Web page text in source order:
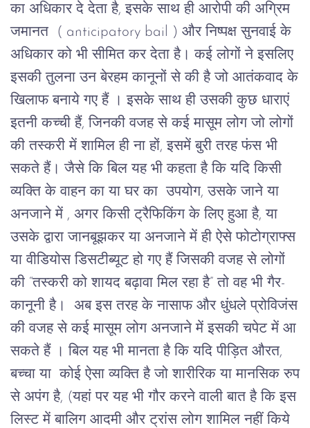
का अधिकार दे देता है, इसके साथ ही आरोपी की अग्रिम
जमानत ( anticipatory bail ) और निष्पक्ष सुनवाई के
अधिकार को भी सीमित कर देता है। कई लोगों ने इसलिए
इसकी तुलना उन बेरहम कानूनों से की है जो आतंकवाद के
खिलाफ बनाये गए हैं । इसके साथ ही उसकी कुछ धाराएं
इतनी कच्ची हैं, जिनकी वजह से कई मासूम लोग जो लोगों
की तस्करी में शामिल ही ना हों, इसमें बुरी तरह फंस भी
सकते हैं। जैसे कि बिल यह भी कहता है कि यदि किसी
व्यक्ति के वाहन का या घर का उपयोग, उसके जाने या
अनजाने में , अगर किसी ट्रैफिकिंग के लिए हुआ है, या
उसके द्वारा जानबूझकर या अनजाने में ही ऐसे फोटोग्राफ्स
या वीडियोस डिसटीब्यूट हो गए हैं जिसकी वजह से लोगों
की “तस्करी को शायद बढ़ावा मिल रहा है” तो वह भी गैर-
कानूनी है। अब इस तरह के नासाफ और धुंधले प्रोविजंस
की वजह से कई मासूम लोग अनजाने में इसकी चपेट में आ
सकते हैं ।बिल यह भी मानता है कि यदि पीड़ित औरत,
बच्चा या कोई ऐसा व्यक्ति है जो शारीरिक या मानसिक रुप
से अपंग है, (यहां पर यह भी गौर करने वाली बात है कि इस
लिस्ट में बालिग आदमी और ट्रांस लोग शामिल नहीं किये